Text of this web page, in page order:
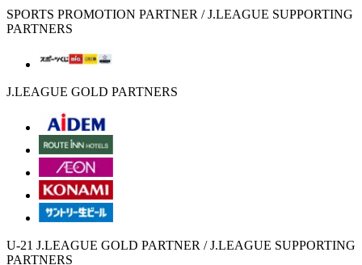
SPORTS PROMOTION PARTNER / J.LEAGUE SUPPORTING
PARTNERS
J.LEAGUE GOLD PARTNERS
U-21 J.LEAGUE GOLD PARTNER / J.LEAGUE SUPPORTING
PARTNERS